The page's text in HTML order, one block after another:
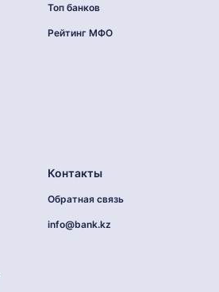
Топ банков
Рейтинг МФО
Контакты
Обратная связь
info@bank.kz